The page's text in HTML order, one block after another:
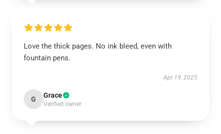
Love the thick pages. No ink bleed, even with
fountain pens.
Apr 19, 2025
G Grace
Verified owner